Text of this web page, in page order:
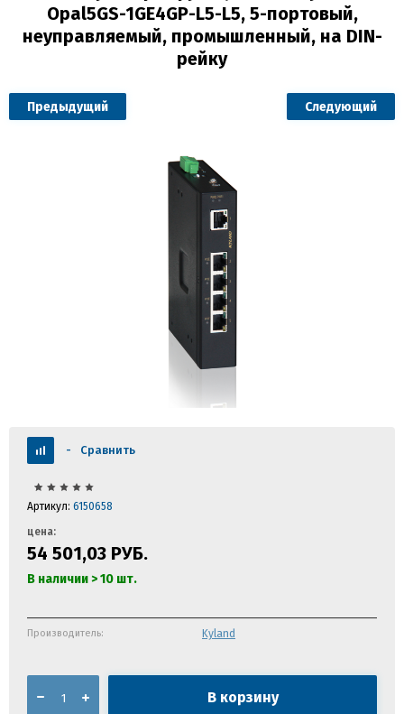
Opal5GS-1GE4GP-L5-L5, 5-портовый,
неуправляемый, промышленный, на DIN-
рейку
Предыдущий Следующий
- Сравнить
Артикул: 6150658
цена:
54 501,03 РУБ.
В наличии > 10 шт.
Производитель: Kyland
В корзину